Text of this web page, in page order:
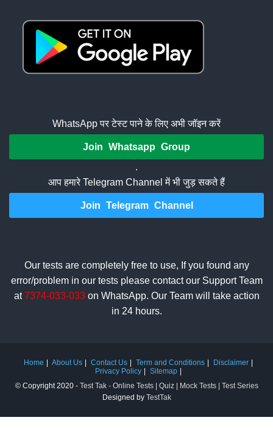
WhatsApp पर टेस्ट पाने के लिए अभी जॉइन करें
Join Whatsapp Group
.
आप हमारे Telegram Channel में भी जुड़ सकते हैं
Join Telegram Channel
Our tests are completely free to use, If you found any
error/problem in our tests please contact our Support Team
at7374-033-033on WhatsApp. Our Team will take action
in 24 hours.
Home About Us Contact Us Term and Conditions
Disclaimer
Privacy Policy
Sitemap
© Copyright 2020 - Test Tak - Online Tests | Quiz | Mock Tests | Test Series
Designed by TestTak